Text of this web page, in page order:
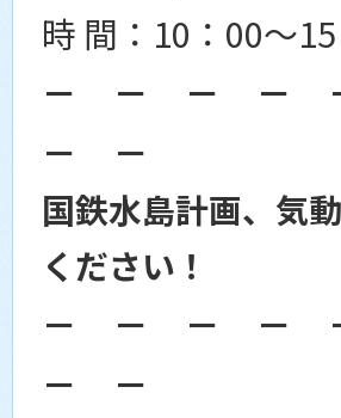
時 間：10：00～
－ － － －
－ －
国鉄水島計画、気
ください！
－ － － －
－ －